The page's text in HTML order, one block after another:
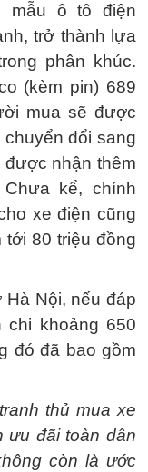
mẫu ô tô điện
trở thành lựa
phân khúc.
(kèm pin) 689
mua sẽ được
đổi sang
nhận thêm
kể, chính
xe điện cũng
tới 80 triệu đồng
Nội, nếu đáp
khoảng 650
đó đã bao gồm
thủ mua xe
ưu đãi toàn dân
còn là ước